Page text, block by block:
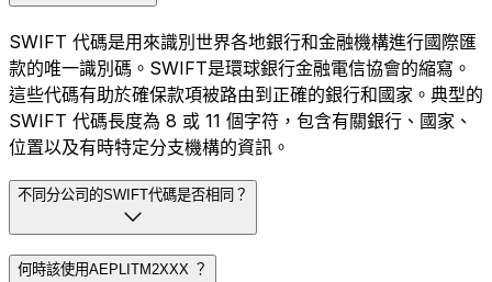
SWIFT 代碼是用來識別世界各地銀行和金融機構進行國際匯
款的唯一識別碼。SWIFT是環球銀行金融電信協會的縮寫。
這些代碼有助於確保款項被路由到正確的銀行和國家。典型的
SWIFT 代碼長度為 8 或 11 個字符，包含有關銀行、國家、
位置以及有時特定分支機構的資訊。
不同分公司的SWIFT代碼是否相同？
何時該使用AEPLITM2XXX ？